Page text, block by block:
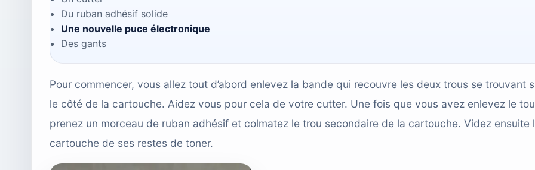
Du ruban adhésif solide
Une nouvelle puce électronique
Des gants
Pour commencer, vous allez tout d’abord enlevez la bande qui recouvre les deux trous se trouvant
le côté de la cartouche. Aidez vous pour cela de votre cutter. Une fois que vous avez enlevez le
prenez un morceau de ruban adhésif et colmatez le trou secondaire de la cartouche. Videz ensuite
cartouche de ses restes de toner.